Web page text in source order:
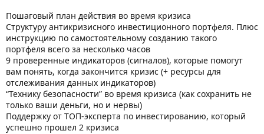
Пошаговый план действия во время кризиса
Структуру антикризисного инвестиционного портфеля. Плюс
инструкцию по самостоятельному созданию такого
портфеля всего за несколько часов
9 проверенные индикаторов (сигналов), которые помогут
вам понять, когда закончится кризис (+ ресурсы для
отслеживания данных индикаторов)
“Технику безопасности” во время кризиса (как сохранить не
только ваши деньги, но и нервы)
Поддержку от ТОП-эксперта по инвестированию, который
успешно прошел 2 кризиса